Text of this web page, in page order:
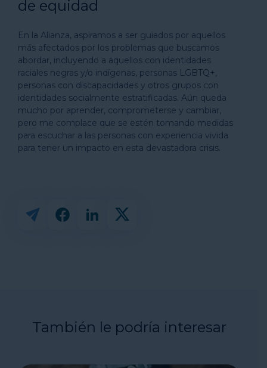
de equidad
En la Alianza, aspiramos a ser guiados por aquellos
más afectados por los problemas que buscamos
abordar, incluyendo a aquellos con identidades
raciales negras y/o indígenas, personas LGBTQ+,
personas con discapacidades y otros grupos con
identidades socialmente estratificadas. Aún queda
mucho por aprender, comprometerse y cambiar,
pero me complace que se estén tomando medidas
para escuchar a las personas con experiencia vivida
para tener un impacto en esta devastadora crisis.
También le podría interesar